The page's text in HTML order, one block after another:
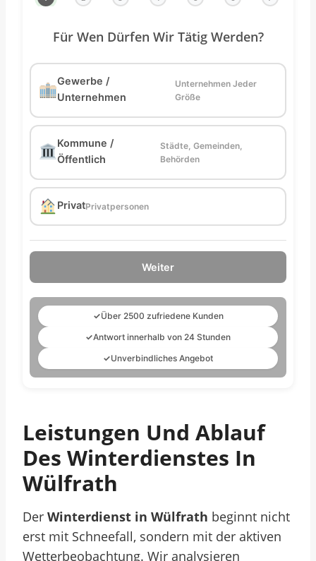
Für Wen Dürfen Wir Tätig Werden?
Gewerbe /
Unternehmen
Unternehmen Jeder
Größe
Kommune /
Öffentlich
Städte, Gemeinden,
Behörden
PrivatPrivatpersonen
Weiter
✓Über 2500 zufriedene Kunden
✓Antwort innerhalb von 24 Stunden
✓Unverbindliches Angebot
Leistungen Und Ablauf
Des Winterdienstes In
Wülfrath
Der Winterdienst in Wülfrath beginnt nicht
erst mit Schneefall, sondern mit der aktiven
Wetterbeobachtung. Wir analysieren